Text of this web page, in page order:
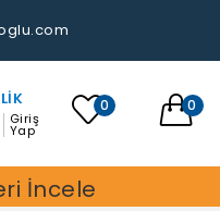
Giriş
Yap
0 0
İncele